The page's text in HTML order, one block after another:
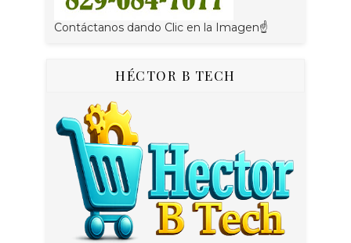
Contáctanos dando Clic en la Imagen☝
HÉCTOR B TECH